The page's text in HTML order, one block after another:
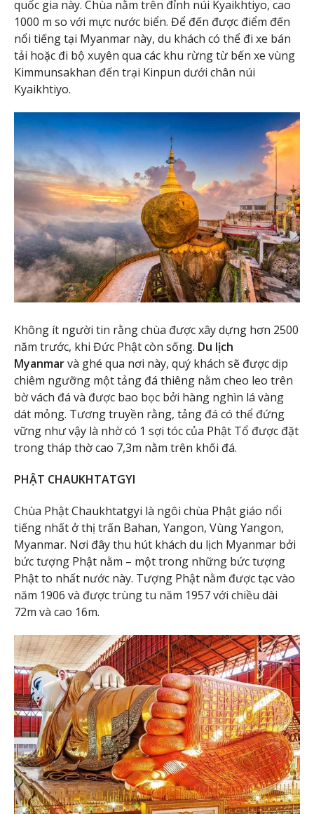
quốc gia này. Chùa nằm trên đỉnh núi Kyaikhtiyo, cao
1000 m so với mực nước biển. Để đến được điểm đến
nổi tiếng tại Myanmar này, du khách có thể đi xe bán
tải hoặc đi bộ xuyên qua các khu rừng từ bến xe vùng
Kimmunsakhan đến trại Kinpun dưới chân núi
Kyaikhtiyo.
Không ít người tin rằng chùa được xây dựng hơn 2500
năm trước, khi Đức Phật còn sống. Du lịch
Myanmarvà ghé qua nơi này, quý khách sẽ được dịp
chiêm ngưỡng một tảng đá thiêng nằm cheo leo trên
bờ vách đá và được bao bọc bởi hàng nghìn lá vàng
dát mỏng. Tương truyền rằng, tảng đá có thể đứng
vững như vậy là nhờ có 1 sợi tóc của Phật Tổ được đặt
trong tháp thờ cao 7,3m nằm trên khối đá.
PHẬT CHAUKHTATGYI
Chùa Phật Chaukhtatgyi là ngôi chùa Phật giáo nổi
tiếng nhất ở thị trấn Bahan, Yangon, Vùng Yangon,
Myanmar. Nơi đây thu hút khách du lịch Myanmar bởi
bức tượng Phật nằm – một trong những bức tượng
Phật to nhất nước này. Tượng Phật nằm được tạc vào
năm 1906 và được trùng tu năm 1957 với chiều dài
72m và cao 16m.